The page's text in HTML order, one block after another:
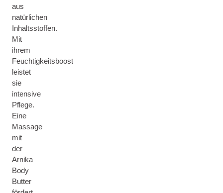
aus
natürlichen
Inhaltsstoffen.
Mit
ihrem
Feuchtigkeitsboost
leistet
sie
intensive
Pflege.
Eine
Massage
mit
der
Arnika
Body
Butter